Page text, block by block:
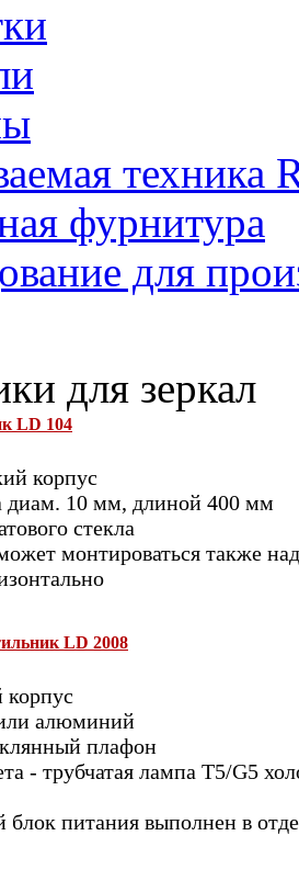
техника
фурнитура
для
для зеркал
LD 104
корпус
диам. 10 мм, длиной 400 мм
стекла
монтироваться также над
LD 2008
корпус
алюминий
плафон
- трубчатая лампа Т5/G5
блок питания выполнен в